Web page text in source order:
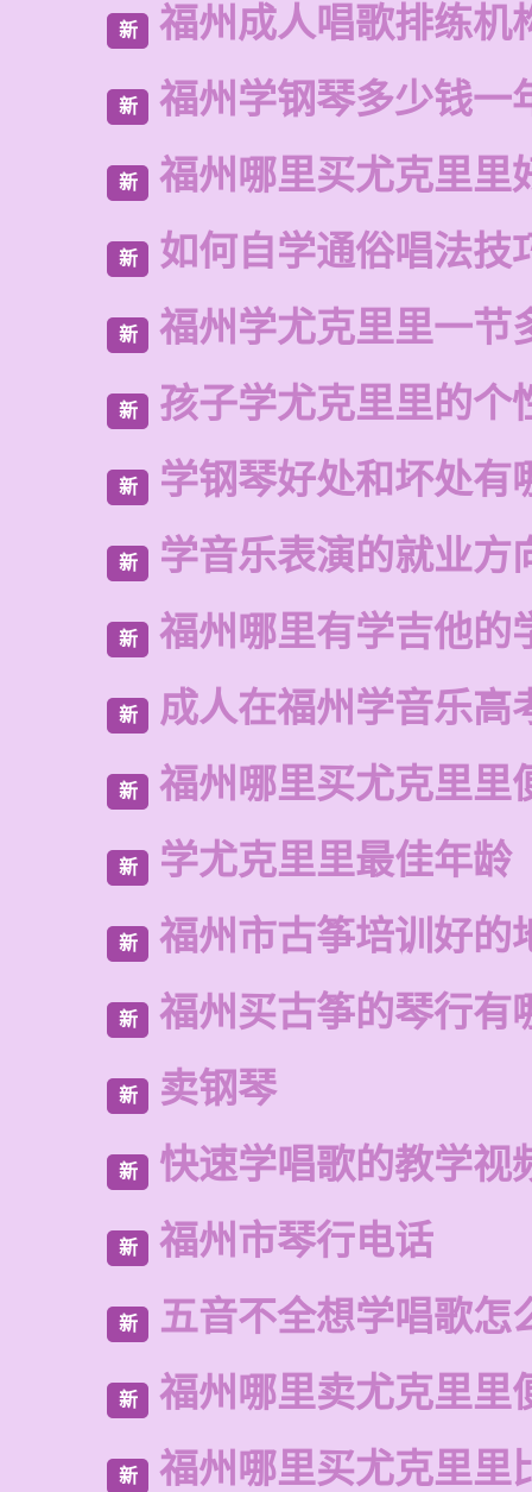
新 福州成人唱歌排练机
新 福州学钢琴多少钱一
新 福州哪里买尤克里里
新 如何自学通俗唱法技
新 福州学尤克里里一节
新 孩子学尤克里里的个
新 学钢琴好处和坏处有
新 学音乐表演的就业方
新 福州哪里有学吉他的
新 成人在福州学音乐高
新 福州哪里买尤克里里
新 学尤克里里最佳年龄
新 福州市古筝培训好的
新 福州买古筝的琴行有
新 卖钢琴
新 快速学唱歌的教学视
新 福州市琴行电话
新 五音不全想学唱歌怎
新 福州哪里卖尤克里里
新 福州哪里买尤克里里